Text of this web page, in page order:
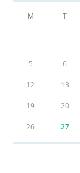
M T
5 6
12 13
19 20
26 27